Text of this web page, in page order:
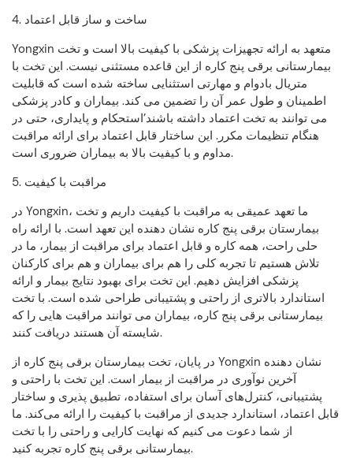
4. ساخت و ساز قابل اعتماد
Yongxin متعهد به ارائه تجهیزات پزشکی با کیفیت بالا است و تخت
بیمارستانی برقی پنج کاره از این قاعده مستثنی نیست. این تخت با
متریال بادوام و مهارتی استثنایی ساخته شده است که قابلیت
اطمینان و طول عمر آن را تضمین می کند. بیماران و کادر پزشکی
می توانند به تخت اعتماد داشته باشند’استحکام و پایداری، حتی در
هنگام تنظیمات مکرر. این ساختار قابل اعتماد برای ارائه مراقبت
مداوم و با کیفیت بالا به بیماران ضروری است.
5. مراقبت با کیفیت
در Yongxin، ما تعهد عمیقی به مراقبت با کیفیت داریم و تخت
بیمارستان برقی پنج کاره نشان دهنده این تعهد است. با ارائه راه
حلی راحت، همه کاره و قابل اعتماد برای مراقبت از بیمار، ما در
تلاش هستیم تا تجربه کلی را هم برای بیماران و هم برای کارکنان
پزشکی افزایش دهیم. این تخت برای بهبود نتایج بیمار و ارائه
استاندارد بالاتری از راحتی و پشتیبانی طراحی شده است. با تخت
بیمارستانی برقی پنج کاره، بیماران می توانند مراقبت هایی را که
شایسته آن هستند دریافت کنند.
در پایان، تخت بیمارستان برقی پنج کاره از Yongxin نشان دهنده
آخرین نوآوری در مراقبت از بیمار است. این تخت با راحتی و
پشتیبانی، کنترل‌های آسان برای استفاده، تطبیق پذیری و ساختار
قابل اعتماد، استاندارد جدیدی از مراقبت با کیفیت را ارائه می‌کند. ما
از شما دعوت می کنیم که نهایت کارایی و راحتی را با تخت
بیمارستانی برقی پنج کاره تجربه کنید.